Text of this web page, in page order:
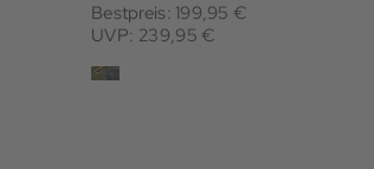
Bestpreis: 199,95 €
UVP: 239,95 €